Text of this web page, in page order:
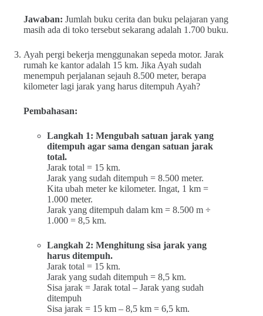
Jawaban: Jumlah buku cerita dan buku pelajaran yang
masih ada di toko tersebut sekarang adalah 1.700 buku.
Ayah pergi bekerja menggunakan sepeda motor. Jarak
rumah ke kantor adalah 15 km. Jika Ayah sudah
menempuh perjalanan sejauh 8.500 meter, berapa
kilometer lagi jarak yang harus ditempuh Ayah?
Pembahasan:
Langkah 1: Mengubah satuan jarak yang
ditempuh agar sama dengan satuan jarak
total.
Jarak total = 15 km.
Jarak yang sudah ditempuh = 8.500 meter.
Kita ubah meter ke kilometer. Ingat, 1 km =
1.000 meter.
Jarak yang ditempuh dalam km = 8.500 m ÷
1.000 = 8,5 km.
Langkah 2: Menghitung sisa jarak yang
harus ditempuh.
Jarak total = 15 km.
Jarak yang sudah ditempuh = 8,5 km.
Sisa jarak = Jarak total – Jarak yang sudah
ditempuh
Sisa jarak = 15 km – 8,5 km = 6,5 km.